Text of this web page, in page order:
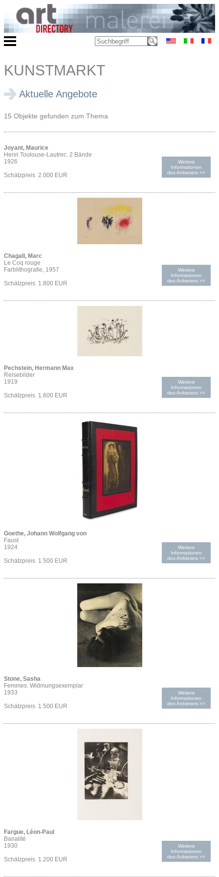
KUNSTMARKT
Aktuelle Angebote
15 Objekte gefunden zum Thema
Joyant, Maurice
Henri Toulouse-Lautrec. 2 Bände
1926
Schätzpreis 2.000 EUR
Weitere
Informationen
des Anbieters >>
Chagall, Marc
Le Coq rouge
Farblithografie, 1957
Schätzpreis 1.800 EUR
Weitere
Informationen
des Anbieters >>
Pechstein, Hermann Max
Reisebilder
1919
Schätzpreis 1.600 EUR
Weitere
Informationen
des Anbieters >>
Goethe, Johann Wolfgang von
Faust
1924
Schätzpreis 1.500 EUR
Weitere
Informationen
des Anbieters >>
Stone, Sasha
Femmes. Widmungsexemplar
1933
Schätzpreis 1.500 EUR
Weitere
Informationen
des Anbieters >>
Fargue, Léon-Paul
Banalité
1930
Schätzpreis 1.200 EUR
Weitere
Informationen
des Anbieters >>